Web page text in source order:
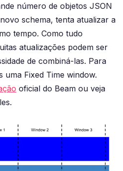
número de objetos JSON
schema, tenta atualizar a
tempo. Como tudo
atualizações podem ser
de combiná-las. Para
uma Fixed Time window.
oficial do Beam ou veja